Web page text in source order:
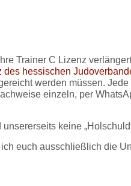
Trainer C Lizenz
hessischen
werden müssen.
einzeln, per
keine
euch ausschließlich die